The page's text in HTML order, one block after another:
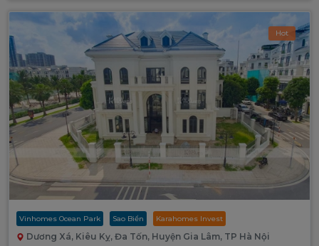
Hot
Vinhomes Ocean Park Sao Biển Karahomes Invest
Dương Xá, Kiêu Kỵ, Đa Tốn, Huyện Gia Lâm, TP Hà Nội